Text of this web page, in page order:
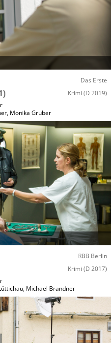
Das Erste
Krimi (D 2019)
, Monika Gruber
RBB Berlin
Krimi (D 2017)
, Michael Brandner